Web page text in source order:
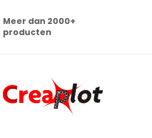
Meer dan 2000+
producten